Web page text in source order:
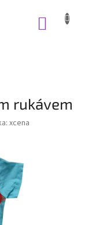
rukávem
xcena